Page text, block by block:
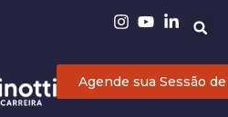
Agende sua Sessão